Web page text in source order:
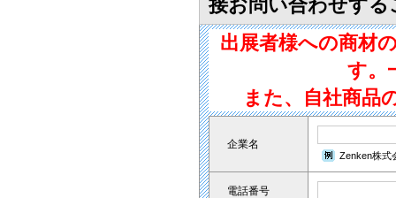
接お問い合わせす
出展者様への商材
す。
また、自社商品
企業名
Zenken株式
電話番号